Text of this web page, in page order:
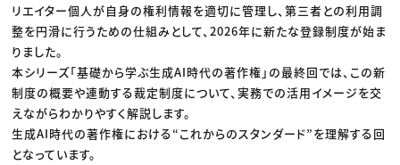
リエイター個人が自身の権利情報を適切に管理し、第三者との利用調
整を円滑に行うための仕組みとして、2026年に新たな登録制度が始ま
りました。
本シリーズ「基礎から学ぶ生成AI時代の著作権」の最終回では、この新
制度の概要や連動する裁定制度について、実務での活用イメージを交
えながらわかりやすく解説します。
生成AI時代の著作権における“これからのスタンダード”を理解する回
となっています。